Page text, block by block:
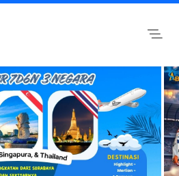
Mobil dan Rental Motor